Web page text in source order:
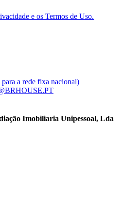
e os Termos de Uso.
a rede fixa nacional)
Imobiliaria Unipessoal, Lda